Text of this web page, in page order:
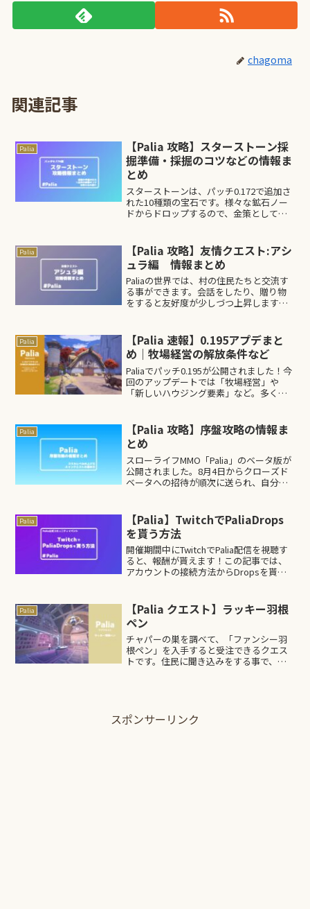
chagoma
関連記事
Palia
【Palia 攻略】スターストーン採
掘準備・採掘のコツなどの情報ま
とめ
スターストーンは、パッチ0.172で追加さ
れた10種類の宝石です。様々な鉱石ノー
ドからドロップするので、金策として有
の記事では、スターストーン採掘を行う
際に役立つ...
Palia
【Palia 攻略】友情クエスト:アシ
ュラ編 情報まとめ
Paliaの世界では、村の住民たちと交流す
る事ができます。会話をしたり、贈り物
をすると友好度が少しづつ上昇します。
一緒に解決したり、キャラクターの背景
の深掘りが楽しめま...
Palia
【Palia 速報】0.195アプデまと
め｜牧場経営の解放条件など
Paliaでパッチ0.195が公開されました！今
回のアップデートでは「牧場経営」や
「新しいハウジング要素」など。多くの
クエストの受注方法などを紹介します。
どこから遊べば...
Palia
【Palia 攻略】序盤攻略の情報ま
とめ
スローライフMMO「Palia」のベータ版が
公開されました。8月4日からクローズド
ベータへの招待が順次に送られ、自分の
スキル上げに大満足！これがやりたかっ
た！というポ...
Palia
【Palia】TwitchでPaliaDrops
を貰う方法
開催期間中にTwitchでPalia配信を視聴す
ると、報酬が貰えます！この記事では、
アカウントの接続方法からDropsを貰う
ントに参加してみて下さい！Paliaコミ...
Palia
【Palia クエスト】ラッキー羽根
ペン
チャパーの巣を調べて、「ファンシー羽
根ペン」を入手すると受注できるクエス
トです。住民に聞き込みをする事で、羽
スポンサーリンク